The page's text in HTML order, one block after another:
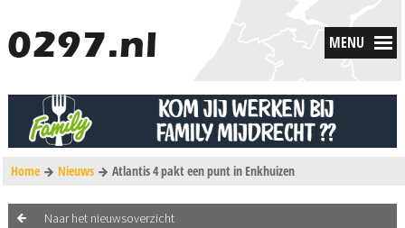
MENU
Home Nieuws Atlantis 4 pakt een punt in Enkhuizen
Naar het nieuwsoverzicht